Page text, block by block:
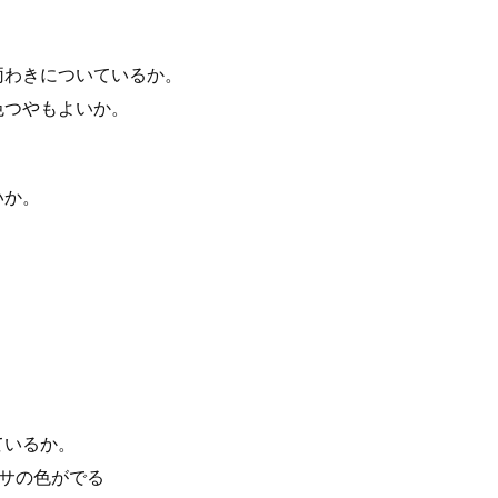
わきについているか。
やもよいか。
。
るか。
の色がでる